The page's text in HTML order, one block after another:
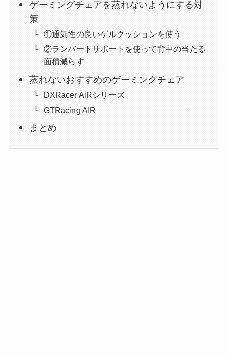
ゲーミングチェアを蒸れないようにする対
策
①通気性の良いゲルクッションを使う
②ランバートサポートを使って背中の当たる
面積減らす
蒸れないおすすめのゲーミングチェア
DXRacer AiRシリーズ
GTRacing AIR
まとめ